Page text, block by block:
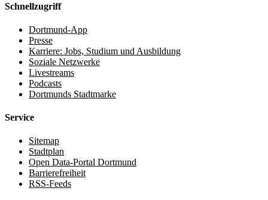
Schnellzugriff
Dortmund-App
Presse
Karriere: Jobs, Studium und Ausbildung
Soziale Netzwerke
Livestreams
Podcasts
Dortmunds Stadtmarke
Service
Sitemap
Stadtplan
Open Data-Portal Dortmund
Barrierefreiheit
RSS-Feeds